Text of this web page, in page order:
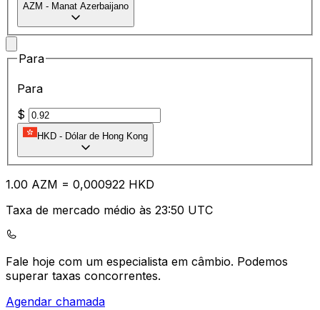
AZM - Manat Azerbaijano
Para
Para
$
HKD - Dólar de Hong Kong
1.00 AZM = 0,000922 HKD
Taxa de mercado médio às 23:50 UTC
Fale hoje com um especialista em câmbio. Podemos
superar taxas concorrentes.
Agendar chamada